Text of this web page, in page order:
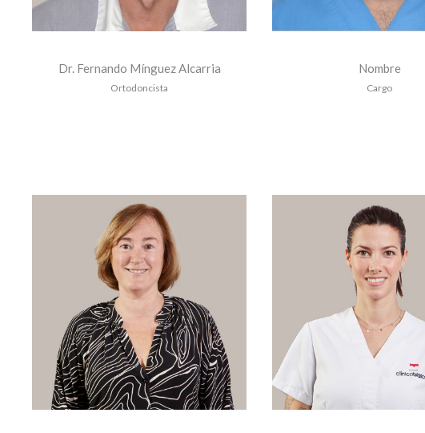
Dr. Fernando Mínguez Alcarria
Ortodoncista
Nombre
Cargo